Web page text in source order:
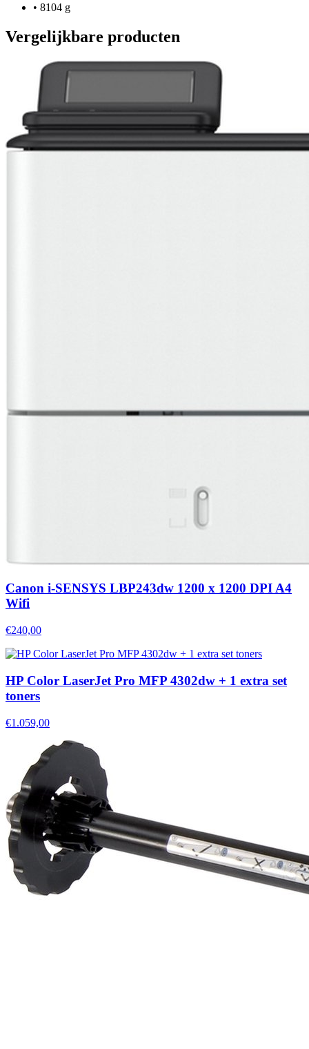
• 8104 g
Vergelijkbare producten
Canon i-SENSYS LBP243dw 1200 x 1200 DPI A4
Wifi
€240,00
HP Color LaserJet Pro MFP 4302dw + 1 extra set
toners
€1.059,00